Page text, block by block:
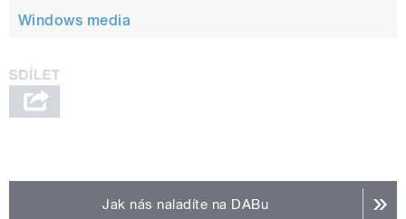
Windows media
Jak nás naladíte na DABu